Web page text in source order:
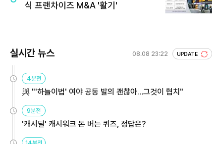
식 프랜차이즈 M&A '활기'
실시간 뉴스 08.08 23:22 UPDATE
4분전
與 "'하늘이법' 여야 공동 발의 괜찮아…그것이 협치"
9분전
'캐시딜' 캐시워크 돈 버는 퀴즈, 정답은?